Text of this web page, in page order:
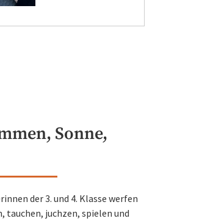
Sonne,
der 3. und 4. Klasse werfen
tauchen, juchzen, spielen und